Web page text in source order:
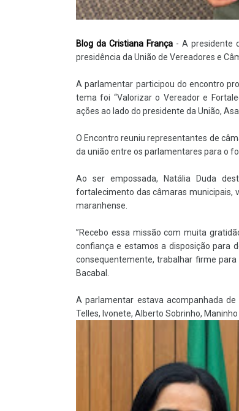
Blog da Cristiana França - A presidente
presidência da União de Vereadores e
A parlamentar participou do encontro
tema foi “Valorizar o Vereador e
ações ao lado do presidente da União,
O Encontro reuniu representantes de
da união entre os parlamentares para o
Ao ser empossada, Natália Duda
fortalecimento das câmaras municipais,
maranhense.
”Recebo essa missão com muita
confiança e estamos a disposição para
consequentemente, trabalhar firme
Bacabal.
A parlamentar estava acompanhada
Telles, Ivonete, Alberto Sobrinho, Maninho